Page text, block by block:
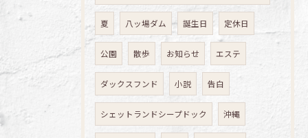
夏 八ッ場ダム 誕生日 定休日
公園 散歩 お知らせ エステ
ダックスフンド 小説 告白
シェットランドシープドック 沖縄